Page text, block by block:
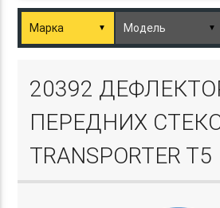
▼ ▼
20392
ПЕРЕДНИХ
TRANSPORTER T5